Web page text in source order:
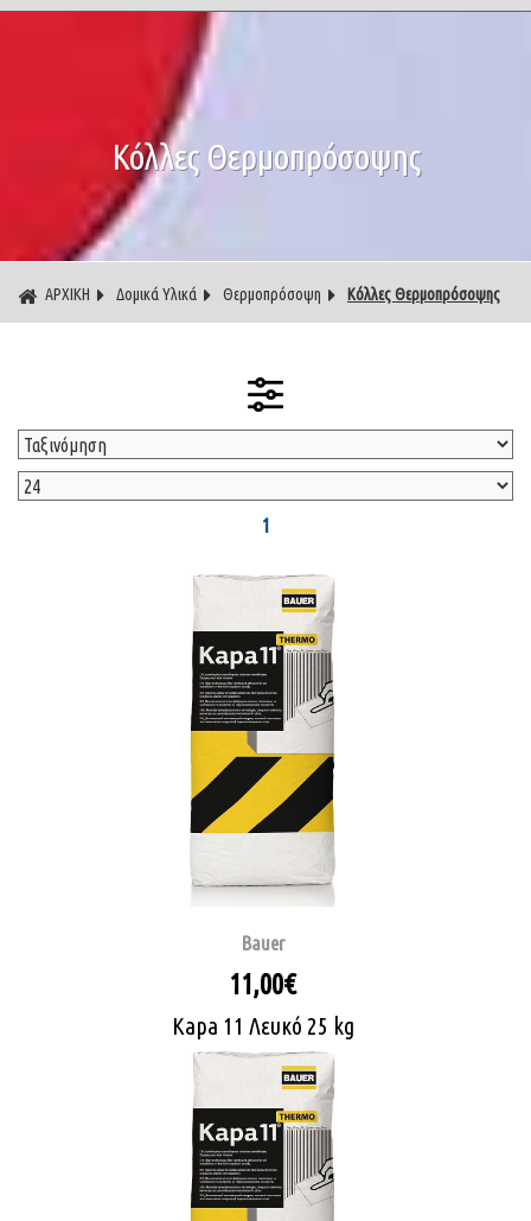
Κόλλες Θερμοπρόσοψης
ΑΡΧΙΚΗ Δομικά Υλικά Θερμοπρόσοψη Κόλλες Θερμοπρόσοψης
1
Bauer
11,00€
Kapa 11 Λευκό 25 kg